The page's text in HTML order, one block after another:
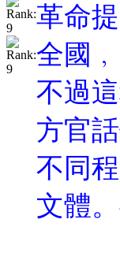
革命
全國
不過
方官
不同
文體